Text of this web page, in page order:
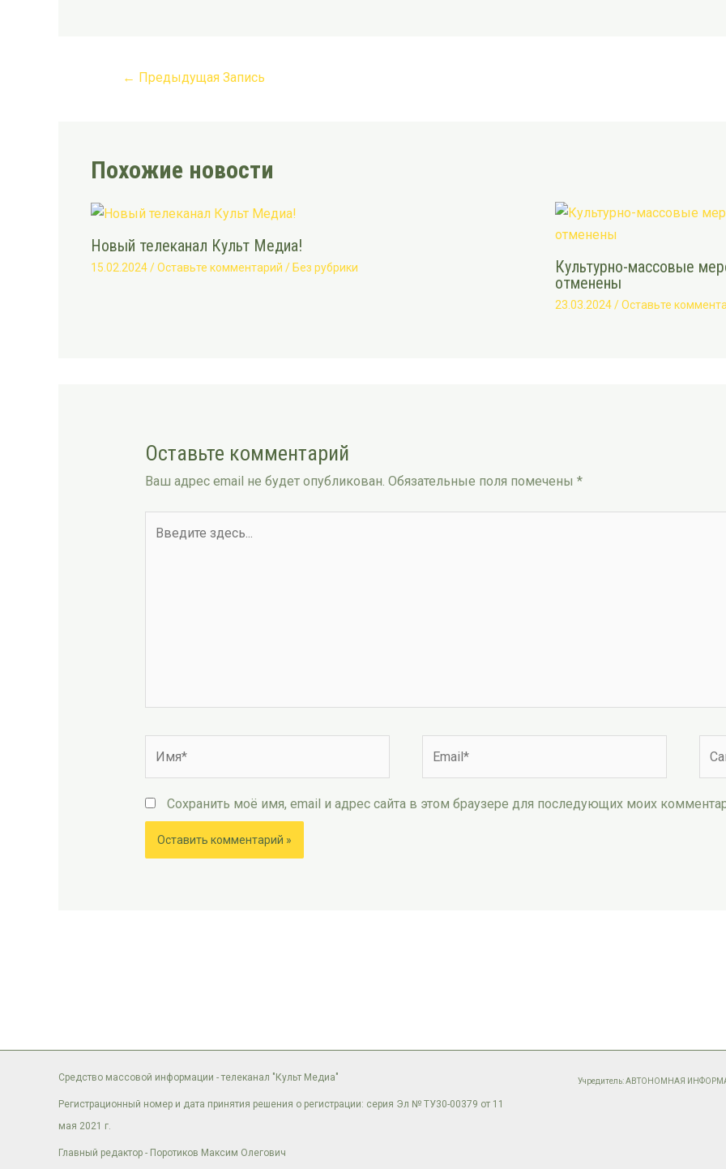
← Предыдущая Запись
Похожие новости
Новый телеканал Культ Медиа!
15.02.2024/Оставьте комментарий / Без рубрики
Культурно-массовые
отменены
23.03.2024/Оставьте
Оставьте комментарий
Ваш адрес email не будет опубликован. Обязательные поля помечены *
здесь...
Сохранить моё имя, email и адрес сайта в этом браузере для последующих моих
Средство массовой информации - телеканал "Культ Медиа"
Регистрационный номер и дата принятия решения о регистрации: серия Эл № ТУ30-00379 от 11
мая 2021 г.
Главный редактор - Поротиков Максим Олегович
Учредитель: АВТОНОМНАЯ